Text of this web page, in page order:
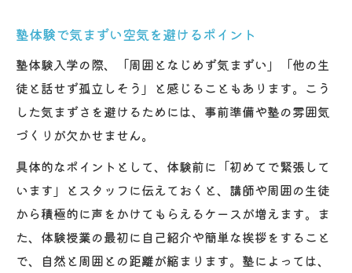
塾体験で気まずい空気を避けるポイント
塾体験入学の際、「周囲となじめず気まずい」「他の生
徒と話せず孤立しそう」と感じることもあります。こう
した気まずさを避けるためには、事前準備や塾の雰囲気
づくりが欠かせません。
具体的なポイントとして、体験前に「初めてで緊張して
います」とスタッフに伝えておくと、講師や周囲の生徒
から積極的に声をかけてもらえるケースが増えます。ま
た、体験授業の最初に自己紹介や簡単な挨拶をすること
で、自然と周囲との距離が縮まります。塾によっては、